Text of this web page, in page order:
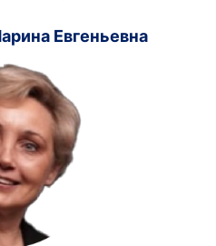
Евгеньевна